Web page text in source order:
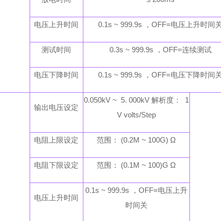
电压上升时间 0.1s ~ 999.9s ，OFF=电压上升时间
测试时间 0.3s ~ 999.9s ，OFF=连续测试
电压下降时间 0.1s ~ 999.9s ，OFF=电压下降时间
输出电压设定
0.050kV ~ 5. 000kV 解析度： 1
V volts/Step
电阻上限设定 范围： (0.2M ~ 100G) Ω
电阻下限设定 范围： (0.1M ~ 100)G Ω
电压上升时间
0.1s ~ 999.9s ，OFF=电压上升
时间关